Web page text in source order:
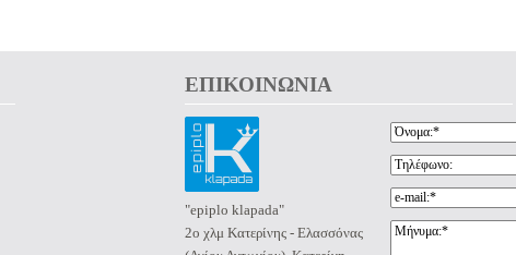
ΕΠΙΚΟΙΝΩΝΙΑ
"epiplo klapada"
2ο χλμ Κατερίνης - Ελασσόνας